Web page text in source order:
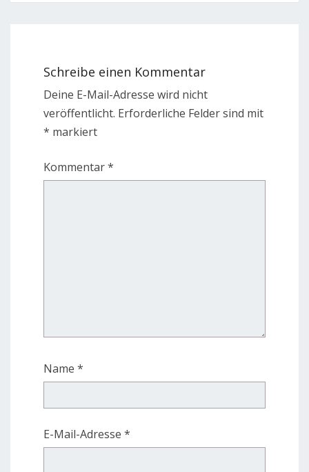
Schreibe einen Kommentar
Deine E-Mail-Adresse wird nicht
veröffentlicht. Erforderliche Felder sind mit
* markiert
Kommentar*
Name *
E-Mail-Adresse *